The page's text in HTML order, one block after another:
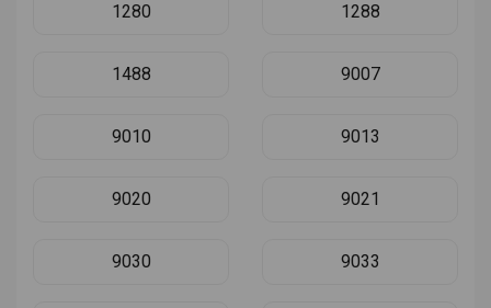
1280 1288
1488 9007
9010 9013
9020 9021
9030 9033